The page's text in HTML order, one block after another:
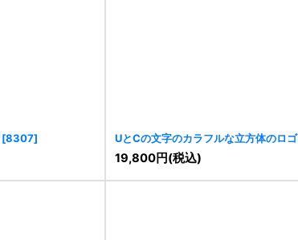
[8307]
UとCの文字のカラフルな立方体のロゴ
[8179]
19,800円(税込)